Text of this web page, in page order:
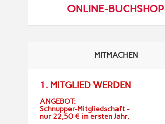
ONLINE-BUCHSHOP
MITMACHEN
1. MITGLIED WERDEN
ANGEBOT:
Schnupper-Mitgliedschaft -
nur 22,50 € im ersten Jahr.